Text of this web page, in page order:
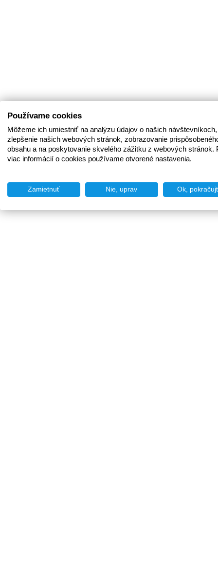
Používame cookies
Môžeme ich umiestniť na analýzu údajov o našich
zlepšenie našich webových stránok, zobrazovanie
obsahu a na poskytovanie skvelého zážitku z webových stránok.
viac informácií o cookies používame otvorené nastavenia.
Zamietnuť Nie, uprav Ok,